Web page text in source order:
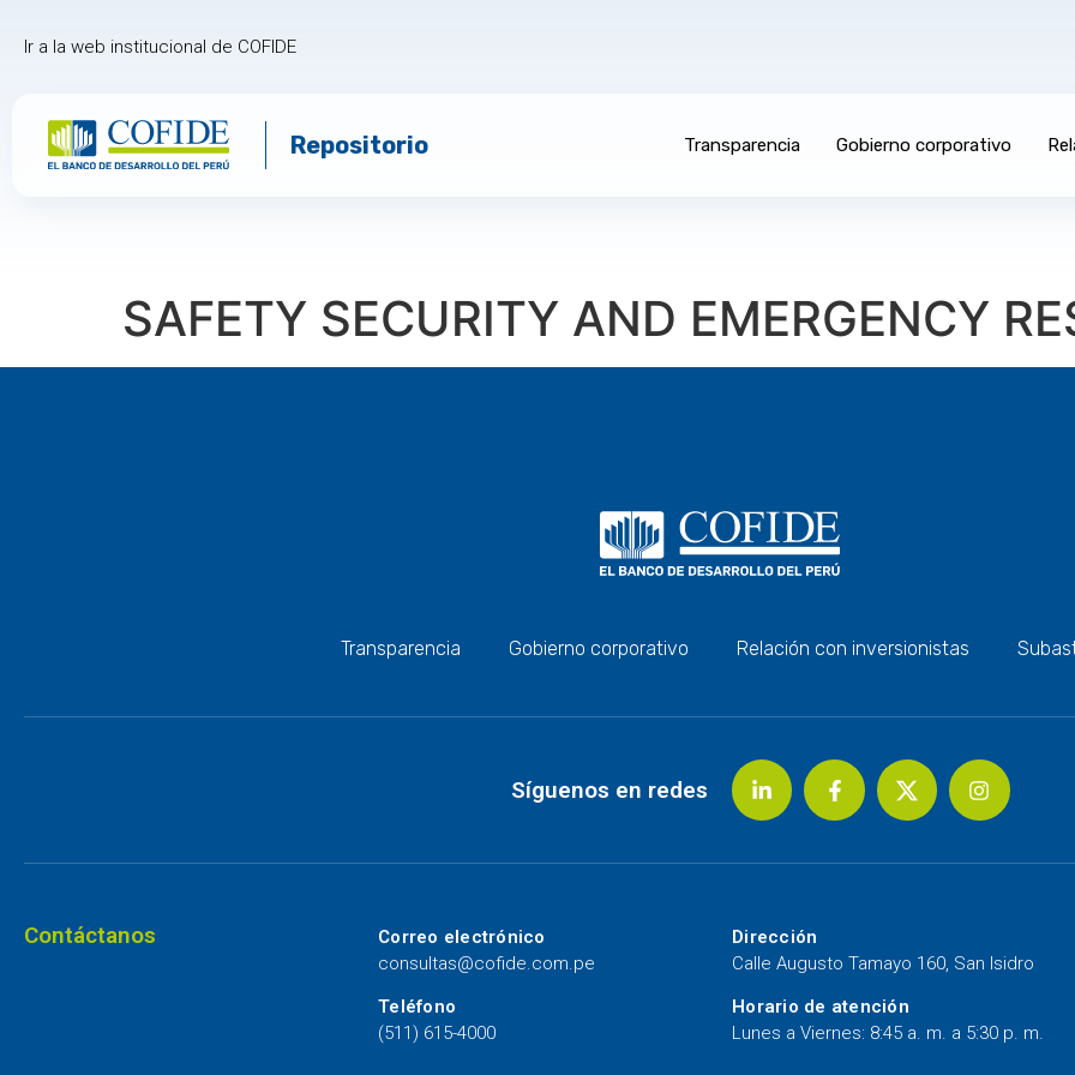
Ir a la web institucional de COFIDE
Repositorio Transparencia Gobierno corporativo
SAFETY SECURITY AND EMERGENCY
Transparencia Gobierno corporativo Relación con inversionistas
Síguenos en redes
Contáctanos
Correo electrónico
consultas@cofide.com.pe
Teléfono
(511) 615-4000
Dirección
Calle Augusto Tamayo 160, San Isidro
Horario de atención
Lunes a Viernes: 8:45 a. m. a 5:30 p. m.